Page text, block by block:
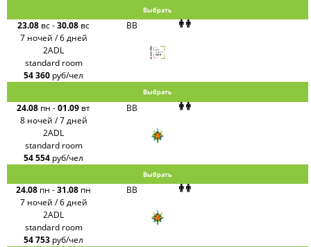
Выбрать
23.08 вс-30.08 вс
7 ночей / 6 дней
BB
2ADL
standard room
54 360 руб/чел
Выбрать
24.08 пн -01.09 вт
8 ночей / 7 дней
BB
2ADL
standard room
54 554 руб/чел
Выбрать
24.08 пн -31.08 пн
7 ночей / 6 дней
BB
2ADL
standard room
54 753 руб/чел